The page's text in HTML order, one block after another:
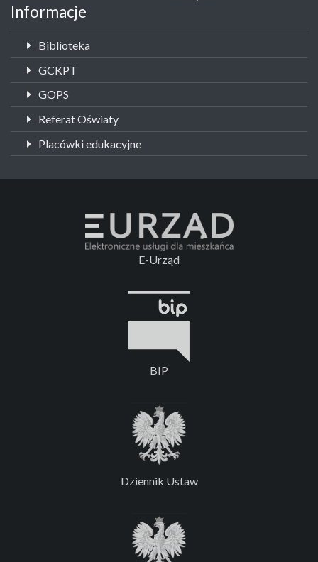
Informacje
Biblioteka
GCKPT
GOPS
Referat Oświaty
Placówki edukacyjne
E-Urząd
BIP
Dziennik Ustaw